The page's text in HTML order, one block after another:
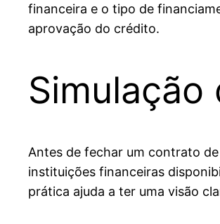
financeira e o tipo de
aprovação do crédito.
Simulação
Antes de fechar um contrato
instituições financeiras
prática ajuda a ter uma visão